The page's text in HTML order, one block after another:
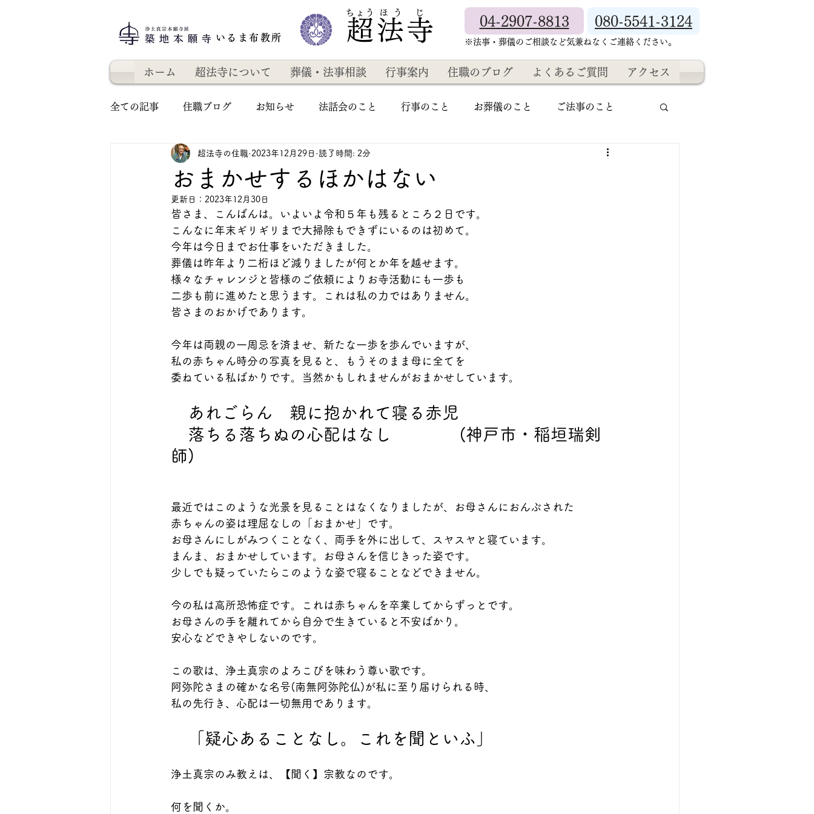
いるま布教所 超法寺
​ちょう ほ う じ
04-2907-8813 080-5541-3124
​※法事・葬儀のご相談など気兼ねなくご連絡ください。
ホーム 超法寺について 葬儀・法事相談 行事案内 住職のブログ よくあるご質問 アクセス
全ての記事 住職ブログ お知らせ 法話会のこと 行事のこと お葬儀のこと ご法事のこと
おまかせするほかはない
超法寺の住職 2023年12月29日 読了時間: 2分
更新日： 2023年12月30日
皆さま、こんばんは。いよいよ令和５年も残るところ２日です。
こんなに年末ギリギリまで大掃除もできずにいるのは初めて。
今年は今日までお仕事をいただきました。
葬儀は昨年より二桁ほど減りましたが何とか年を越せます。
様々なチャレンジと皆様のご依頼によりお寺活動にも一歩も
二歩も前に進めたと思うます。これは私の力ではありません。
皆さまのおかげであります。
今年は両親の一周忌を済ませ、新たな一歩を歩んでいますが、
私の赤ちゃん時分の写真を見ると、もうそのまま母に全てを
委ねている私ばかりです。当然かもしれませんがおまかせしています。
あれごらん　親に抱かれて寝る赤児
落ちる落ちぬの心配はなし　　　　(神戸市・稲垣瑞剣
師)
最近ではこのような光景を見ることはなくなりましたが、お母さんにおんぶされた
赤ちゃんの姿は理屈なしの「おまかせ」です。
お母さんにしがみつくことなく、両手を外に出して、スヤスヤと寝ています。
まんま、おまかせしています。お母さんを信じきった姿です。
少しでも疑っていたらこのような姿で寝ることなどできません。
今の私は高所恐怖症です。これは赤ちゃんを卒業してからずっとです。
お母さんの手を離れてから自分で生きていると不安ばかり。
安心などできやしないのです。
この歌は、浄土真宗のよろこびを味わう尊い歌です。
阿弥陀さまの確かな名号(南無阿弥陀仏)が私に至り届けられる時、
私の先行き、心配は一切無用であります。
「疑心あることなし。これを聞といふ」
浄土真宗のみ教えは、【聞く】宗教なのです。
何を聞くか。